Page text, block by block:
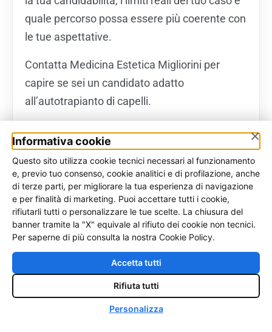
quale percorso possa essere più coerente con
le tue aspettative.
Contatta Medicina Estetica Migliorini per
capire se sei un candidato adatto
all’autotrapianto di capelli.
Vuoi una valutazione del
tuo caso?
Richiedi un CheckUp Capelli online: ti
ricontattiamo noi, senza impegno.
Vai al CheckUp Capelli →
×
Informativa cookie
Questo sito utilizza cookie tecnici necessari al funzionamento
e, previo tuo consenso, cookie analitici e di profilazione, anche
di terze parti, per migliorare la tua esperienza di navigazione
e per finalità di marketing. Puoi accettare tutti i cookie,
rifiutarli tutti o personalizzare le tue scelte. La chiusura del
banner tramite la "X" equivale al rifiuto dei cookie non tecnici.
Per saperne di più consulta la nostra Cookie Policy.
Accetta tutti
Rifiuta tutti
Personalizza ♿